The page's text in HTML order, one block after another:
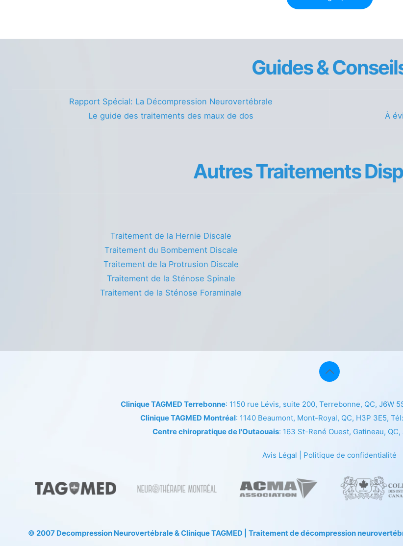
Guides &
Rapport Spécial: La Décompression Neurovertébrale
Le guide des traitements des maux de dos
À
Autres Traitements
Traitement de la Hernie Discale
Traitement du Bombement Discale
Traitement de la Protrusion Discale
Traitement de la Sténose Spinale
Traitement de la Sténose Foraminale
Clinique TAGMED Terrebonne: 1150 rue Lévis, suite 200, Terrebonne, QC, J6W
Clinique TAGMED Montréal: 1140 Beaumont, Mont-Royal, QC, H3P 3E5, Tél:
Centre chiropratique de l'Outaouais: 163 St-René Ouest, Gatineau, QC,
Avis Légal Politique de confidentialité
© 2007 Decompression Neurovertébrale&Clinique TAGMED | Traitement de décompression